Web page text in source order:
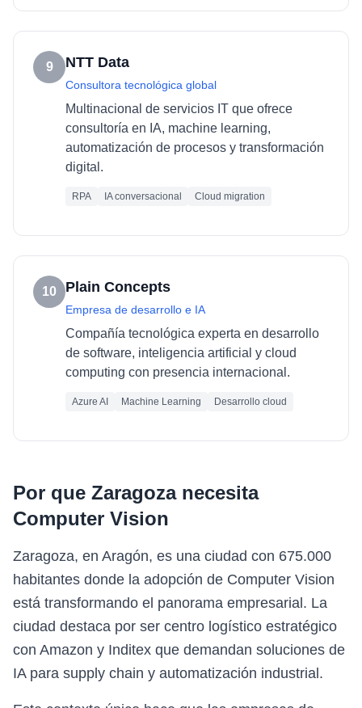
9 NTT Data
Consultora tecnológica global
Multinacional de servicios IT que ofrece
consultoría en IA, machine learning,
automatización de procesos y transformación
digital.
RPA IA conversacional Cloud migration
10 Plain Concepts
Empresa de desarrollo e IA
Compañía tecnológica experta en desarrollo
de software, inteligencia artificial y cloud
computing con presencia internacional.
Azure AI Machine Learning Desarrollo cloud
Por que Zaragozanecesita
Computer Vision
Zaragoza, en Aragón, es una ciudad con 675.000
habitantes donde la adopción de Computer Vision
está transformando el panorama empresarial. La
ciudad destaca por ser centro logístico estratégico
con Amazon y Inditex que demandan soluciones de
IA para supply chain y automatización industrial.